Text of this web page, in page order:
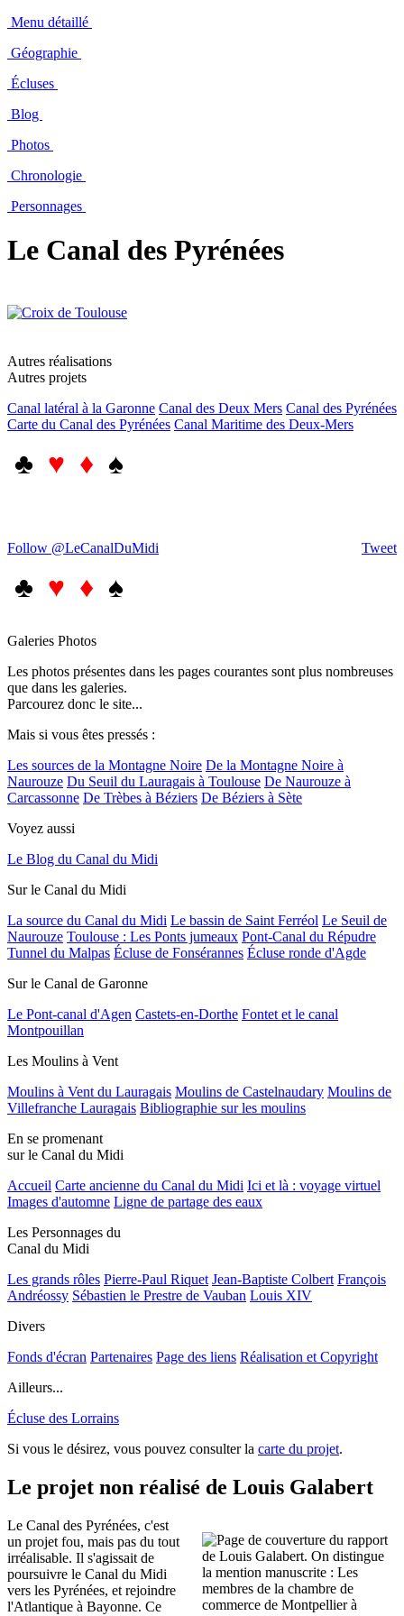
Menu détaillé
Géographie
Écluses
Blog
Photos
Chronologie
Personnages
Le Canal des Pyrénées
Autres réalisations
Autres projets
Canal latéral à la Garonne Canal des Deux Mers Canal des Pyrénées
Carte du Canal des Pyrénées Canal Maritime des Deux-Mers
♣ ♥ ♦ ♠
Tweet
Follow @LeCanalDuMidi
♣ ♥ ♦ ♠
Galeries Photos
Les photos présentes dans les pages courantes sont plus nombreuses
que dans les galeries.
Parcourez donc le site...
Mais si vous êtes pressés :
Les sources de la Montagne Noire De la Montagne Noire à
Naurouze Du Seuil du Lauragais à Toulouse De Naurouze à
Carcassonne De Trèbes à Béziers De Béziers à Sète
Voyez aussi
Le Blog du Canal du Midi
Sur le Canal du Midi
La source du Canal du Midi Le bassin de Saint Ferréol Le Seuil de
Naurouze Toulouse : Les Ponts jumeaux Pont-Canal du Répudre
Tunnel du Malpas Écluse de Fonsérannes Écluse ronde d'Agde
Sur le Canal de Garonne
Le Pont-canal d'Agen Castets-en-Dorthe Fontet et le canal
Montpouillan
Les Moulins à Vent
Moulins à Vent du Lauragais Moulins de Castelnaudary Moulins de
Villefranche Lauragais Bibliographie sur les moulins
En se promenant
sur le Canal du Midi
Accueil Carte ancienne du Canal du Midi Ici et là : voyage virtuel
Images d'automne Ligne de partage des eaux
Les Personnages du
Canal du Midi
Les grands rôles Pierre-Paul Riquet Jean-Baptiste Colbert François
Andréossy Sébastien le Prestre de Vauban Louis XIV
Divers
Fonds d'écran Partenaires Page des liens Réalisation et Copyright
Ailleurs...
Écluse des Lorrains
Si vous le désirez, vous pouvez consulter la carte du projet.
Le projet non réalisé de Louis Galabert
Le Canal des Pyrénées, c'est
un projet fou, mais pas du tout
irréalisable. Il s'agissait de
poursuivre le Canal du Midi
vers les Pyrénées, et rejoindre
l'Atlantique à Bayonne. Ce